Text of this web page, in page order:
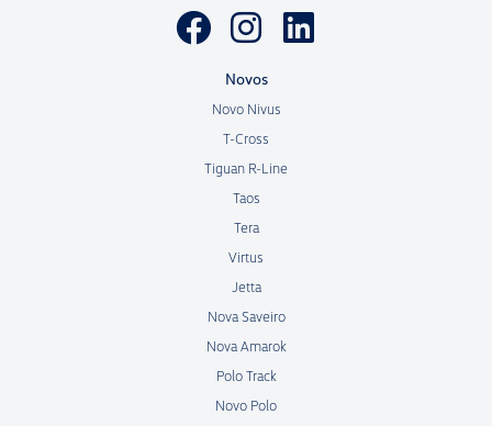
Novos
Novo Nivus
T-Cross
Tiguan R-Line
Taos
Tera
Virtus
Jetta
Nova Saveiro
Nova Amarok
Polo Track
Novo Polo